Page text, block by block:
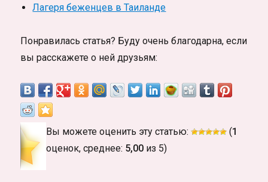
Лагеря беженцев в Таиланде
Понравилась статья? Буду очень благодарна, если
вы расскажете о ней друзьям:
Вы можете оценить эту статью: (1
оценок, среднее: 5,00 из 5)